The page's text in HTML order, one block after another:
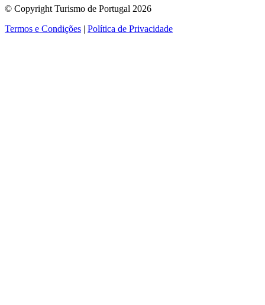
© Copyright Turismo de Portugal 2026
Termos e Condições | Política de Privacidade